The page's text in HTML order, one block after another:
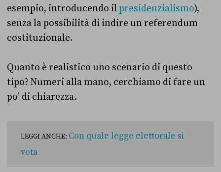
esempio, introducendo ilpresidenzialismo),
senza la possibilità di indire un referendum
costituzionale.
Quanto è realistico uno scenario di questo
tipo? Numeri alla mano, cerchiamo di fare un
po’ di chiarezza.
LEGGI ANCHE: Con quale legge elettorale si
vota